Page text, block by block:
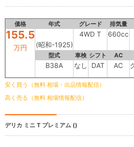
価格 年式 グレード 排気量
155.5
万円 (昭和-1925)
4WD T 660cc
型式 車検 シフト AC
B38A なし DAT AC
安く買う（無料 相場・出品情報配信）
高く売る（無料 相場情報配信）
デリカ ミニ T プレミアム ()